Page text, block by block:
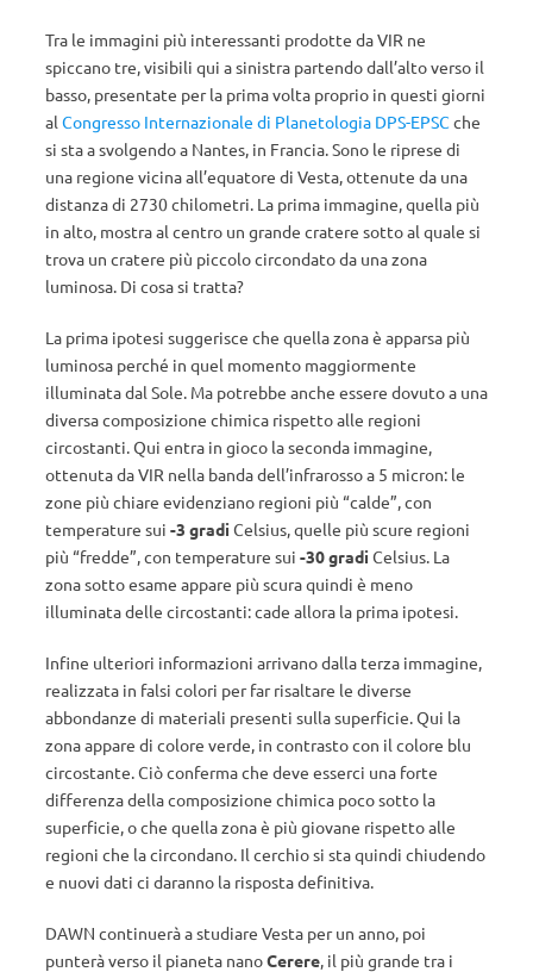
Tra le immagini più interessanti prodotte da VIR ne
spiccano tre, visibili qui a sinistra partendo dall’alto verso il
basso, presentate per la prima volta proprio in questi giorni
al Congresso Internazionale di Planetologia DPS-EPSC che
si sta a svolgendo a Nantes, in Francia. Sono le riprese di
una regione vicina all’equatore di Vesta, ottenute da una
distanza di 2730 chilometri. La prima immagine, quella più
in alto, mostra al centro un grande cratere sotto al quale si
trova un cratere più piccolo circondato da una zona
luminosa. Di cosa si tratta?
La prima ipotesi suggerisce che quella zona è apparsa più
luminosa perché in quel momento maggiormente
illuminata dal Sole. Ma potrebbe anche essere dovuto a una
diversa composizione chimica rispetto alle regioni
circostanti. Qui entra in gioco la seconda immagine,
ottenuta da VIR nella banda dell’infrarosso a 5 micron: le
zone più chiare evidenziano regioni più “calde”, con
temperature sui -3 gradi Celsius, quelle più scure regioni
più “fredde”, con temperature sui -30 gradi Celsius. La
zona sotto esame appare più scura quindi è meno
illuminata delle circostanti: cade allora la prima ipotesi.
Infine ulteriori informazioni arrivano dalla terza immagine,
realizzata in falsi colori per far risaltare le diverse
abbondanze di materiali presenti sulla superficie. Qui la
zona appare di colore verde, in contrasto con il colore blu
circostante. Ciò conferma che deve esserci una forte
differenza della composizione chimica poco sotto la
superficie, o che quella zona è più giovane rispetto alle
regioni che la circondano. Il cerchio si sta quindi chiudendo
e nuovi dati ci daranno la risposta definitiva.
DAWN continuerà a studiare Vesta per un anno, poi
punterà verso il pianeta nanoCerere, il più grande tra i